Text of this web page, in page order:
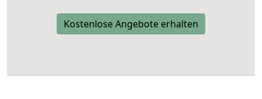
Kostenlose Angebote erhalten